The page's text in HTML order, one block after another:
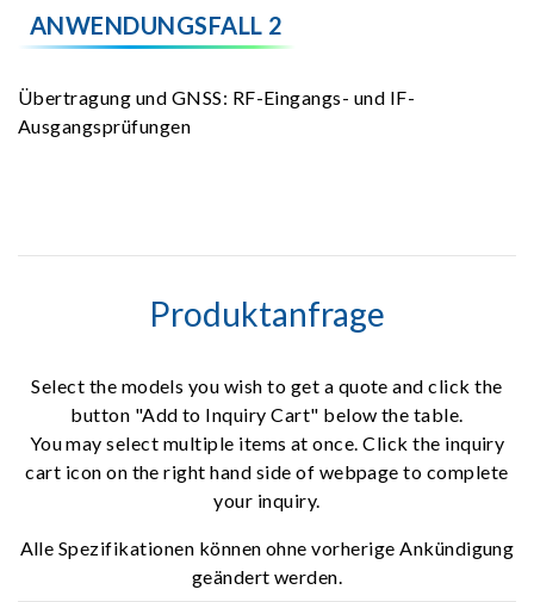
ANWENDUNGSFALL 2
Übertragung und GNSS: RF-Eingangs- und IF-
Ausgangsprüfungen
Produktanfrage
Select the models you wish to get a quote and click the
button "Add to Inquiry Cart" below the table.
You may select multiple items at once. Click the inquiry
cart icon on the right hand side of webpage to complete
your inquiry.
Alle Spezifikationen können ohne vorherige Ankündigung
geändert werden.